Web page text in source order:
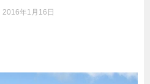
2016年1月16日